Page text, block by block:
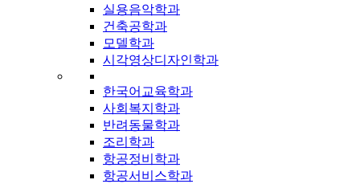
실용음악학과
건축공학과
모델학과
시각영상디자인학과
한국어교육학과
사회복지학과
반려동물학과
조리학과
항공정비학과
항공서비스학과